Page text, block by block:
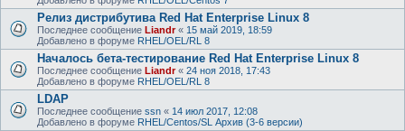
Релиз дистрибутива Red Hat Enterprise Linux 8
Последнее сообщение Liandr« 15 май 2019, 18:59
Добавлено в форуме RHEL/OEL/RL 8
Началось бета-тестирование Red Hat Enterprise Linux 8
Последнее сообщение Liandr« 24 ноя 2018, 17:43
Добавлено в форуме RHEL/OEL/RL 8
LDAP
Последнее сообщение ssn « 14 июл 2017, 12:08
Добавлено в форуме RHEL/Centos/SL Архив (3-6 версии)